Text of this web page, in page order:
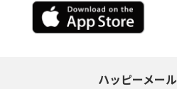
ハッピーメー